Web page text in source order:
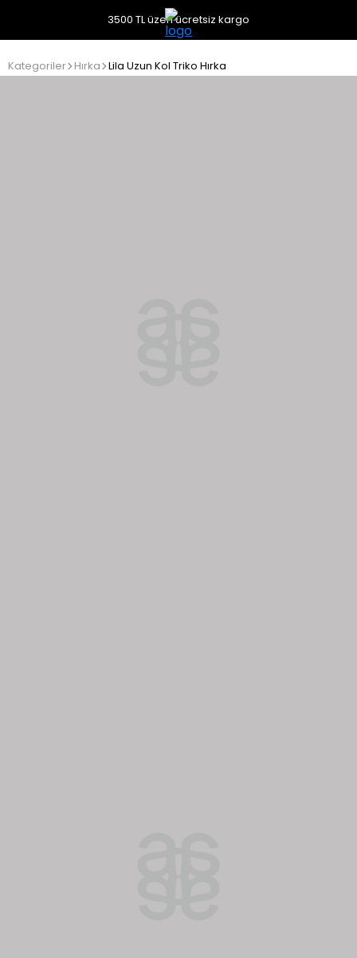
3500 TL üzeri ücretsiz kargo
Kategoriler Hırka Lila Uzun Kol Triko Hırka